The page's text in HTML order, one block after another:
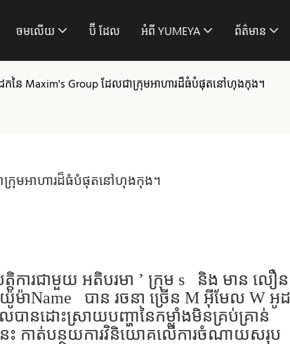
ចមលើយ ប៊ី ដែល អំពី YUMEYA ព័ត៌មាន
ដែកនៃ Maxim's Group ដែលជាក្រុមអាហារដ៏ធំបំផុតនៅហុងកុង។
ជាក្រុមអាហារដ៏ធំបំផុតនៅហុងកុង។
តិការជាមួយ អតិបរមា ’ ក្រុម s
និង មាន លឿន
យ៉ូម៉ាName បាន រចនា ច្រើន Mអ៊ីមែល Wអូដ
បានដោះស្រាយបញ្ហានៃកម្លាំងមិនគ្រប់គ្រាន់
ះ កាត់បន្ថយការវិនិយោគលើការចំណាយសរុប